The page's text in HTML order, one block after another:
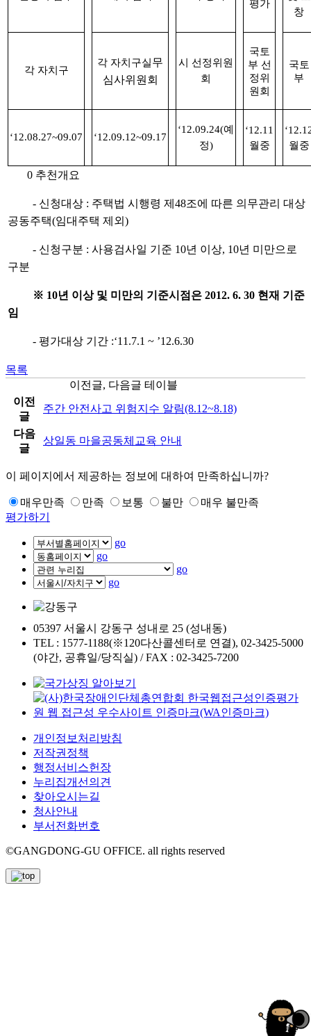
평가
창
각 자치구
각 자치구실무
심사위원회
시 선정위원
회
국토
부 선
정위
원회
국토
부
‘12.08.27~09.07 ‘12.09.12~09.17
‘12.09.24(예
정)
‘12.11
월중
월중
0 추천개요
- 신청대상 : 주택법 시행령 제48조에 따른 의무관리 대상
공동주택(임대주택 제외)
- 신청구분 : 사용검사일 기준 10년 이상, 10년 미만으로
구분
※ 10년 이상 및 미만의 기준시점은 2012. 6. 30 현재 기준
임
- 평가대상 기간 :‘11.7.1 ~ ’12.6.30
목록
이전글, 다음글 테이블
이전
글
주간 안전사고 위험지수 알림(8.12~8.18)
다음
글
상일동 마을공동체교육 안내
이 페이지에서 제공하는 정보에 대하여 만족하십니까?
매우만족 만족 보통 불만
매우 불만족
평가하기
go
go
go
go
05397 서울시 강동구 성내로 25 (성내동)
TEL : 1577-1188(※120다산콜센터로 연결), 02-3425-5000
(야간, 공휴일/당직실) / FAX : 02-3425-7200
개인정보처리방침
저작권정책
행정서비스헌장
누리집개선의견
찾아오시는길
청사안내
부서전화번호
©GANGDONG-GU OFFICE. all rights reserved